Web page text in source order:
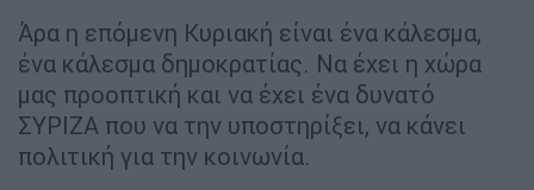
Άρα η επόμενη Κυριακή είναι ένα κάλεσμα,
ένα κάλεσμα δημοκρατίας. Να έχει η χώρα
μας προοπτική και να έχει ένα δυνατό
ΣΥΡΙΖΑ που να την υποστηρίξει, να κάνει
πολιτική για την κοινωνία.